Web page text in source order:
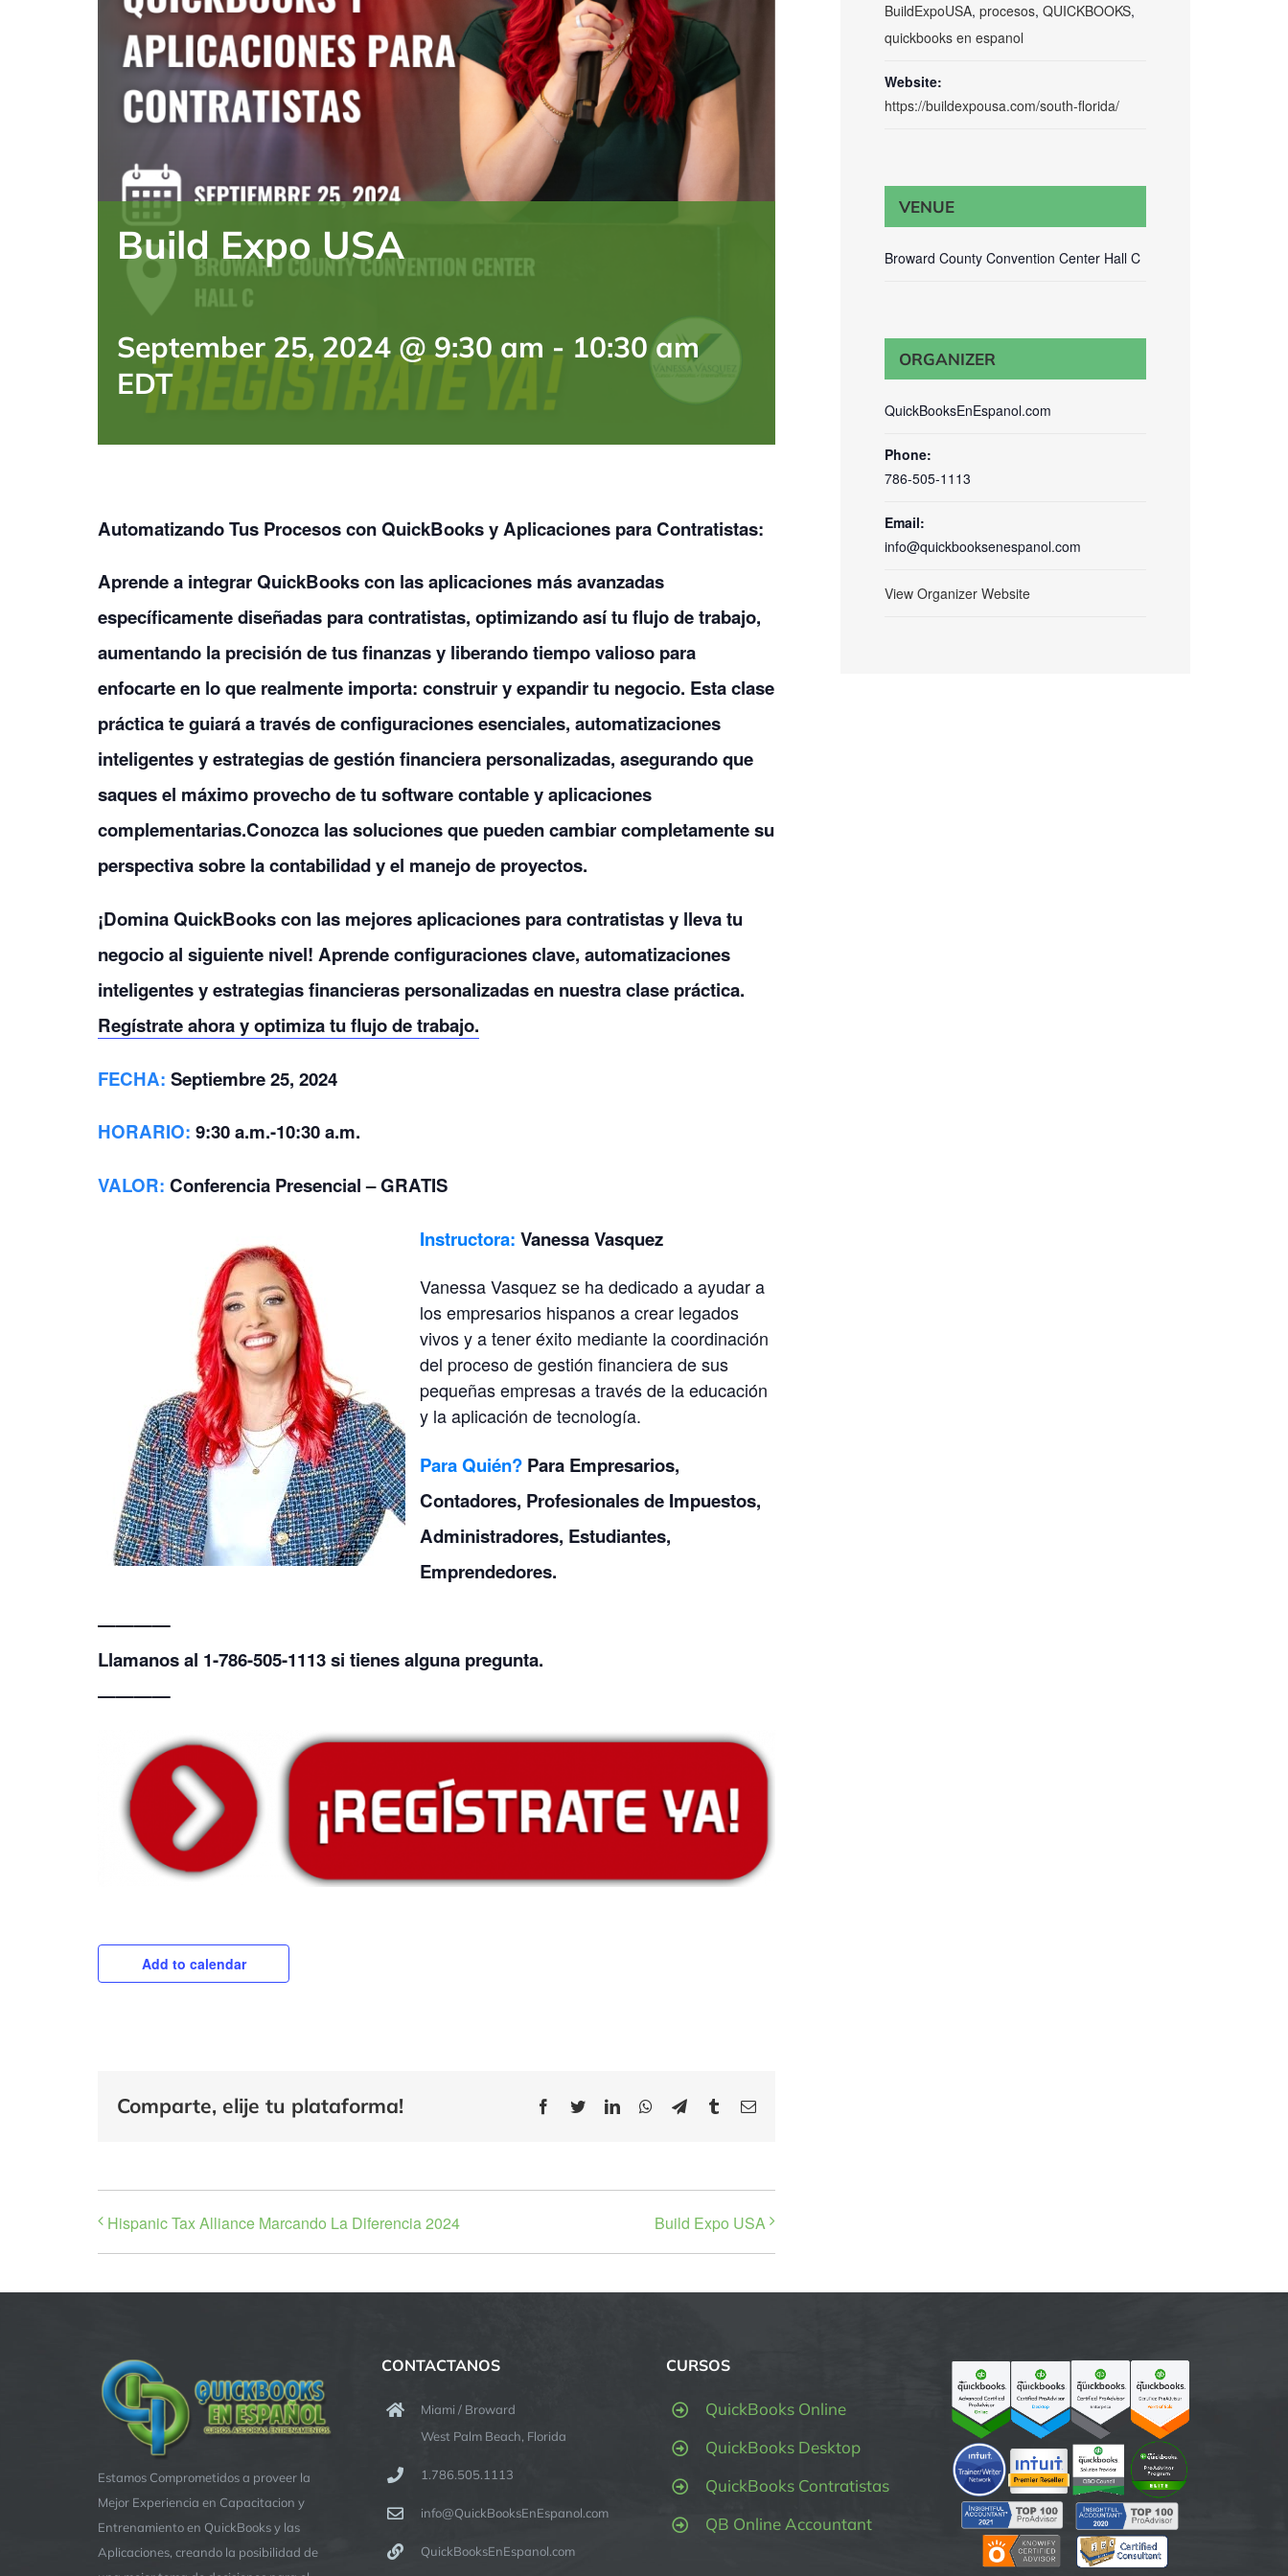
Build Expo USA
September 25, 2024 @ 9:30 am - 10:30 am
EDT
Automatizando Tus Procesos con QuickBooks y Aplicaciones para Contratistas:
Aprende a integrar QuickBooks con las aplicaciones más avanzadas
específicamente diseñadas para contratistas, optimizando así tu flujo de trabajo,
aumentando la precisión de tus finanzas y liberando tiempo valioso para
enfocarte en lo que realmente importa: construir y expandir tu negocio. Esta clase
práctica te guiará a través de configuraciones esenciales, automatizaciones
inteligentes y estrategias de gestión financiera personalizadas, asegurando que
saques el máximo provecho de tu software contable y aplicaciones
complementarias.Conozca las soluciones que pueden cambiar completamente su
perspectiva sobre la contabilidad y el manejo de proyectos.
¡Domina QuickBooks con las mejores aplicaciones para contratistas y lleva tu
negocio al siguiente nivel! Aprende configuraciones clave, automatizaciones
inteligentes y estrategias financieras personalizadas en nuestra clase práctica.
Regístrate ahora y optimiza tu flujo de trabajo.
FECHA: Septiembre 25, 2024
HORARIO: 9:30 a.m.-10:30 a.m.
VALOR: Conferencia Presencial – GRATIS
Instructora: Vanessa Vasquez
Vanessa Vasquez se ha dedicado a ayudar a
los empresarios hispanos a crear legados
vivos y a tener éxito mediante la coordinación
del proceso de gestión financiera de sus
pequeñas empresas a través de la educación
y la aplicación de tecnología.
Para Quién? Para Empresarios,
Contadores, Profesionales de Impuestos,
Administradores, Estudiantes,
Emprendedores.
————
Llamanos al 1-786-505-1113 si tienes alguna pregunta.
————
Add to calendar
Comparte, elije tu plataforma! Facebook
TwitterLinkedInWhatsApp
TelegramTumblrEmail
Hispanic Tax Alliance Marcando La Diferencia 2024 Build Expo USA
BuildExpoUSA, procesos, QUICKBOOKS,
quickbooks en espanol
Website:
https://buildexpousa.com/south-florida/
VENUE
Broward County Convention Center Hall C
ORGANIZER
QuickBooksEnEspanol.com
Phone:
786-505-1113
Email:
info@quickbooksenespanol.com
View Organizer Website
Estamos Comprometidos a proveer la
Mejor Experiencia en Capacitacion y
Entrenamiento en QuickBooks y las
Aplicaciones, creando la posibilidad de
CONTACTANOS
Miami / Broward
West Palm Beach, Florida
1.786.505.1113
info@QuickBooksEnEspanol.com
QuickBooksEnEspanol.com
CURSOS
QuickBooks Online
QuickBooks Desktop
QuickBooks Contratistas
QB Online Accountant